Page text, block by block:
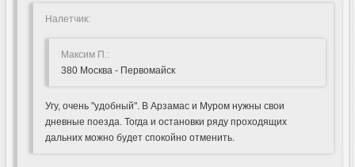
Hалетчик:
Максим П.:
380 Москва - Первомайск
Угу, очень "удобный". В Арзамас и Муром нужны свои
дневные поезда. Тогда и остановки ряду проходящих
дальних можно будет спокойно отменить.